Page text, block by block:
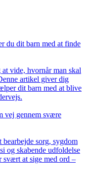
du dit barn med at finde
vide, hvornår man skal
artikel giver dig
dit barn med at blive
vej gennem svære
sorg, sygdom
og skabende udfoldelse
svært at sige med ord –